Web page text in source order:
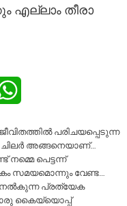
എല്ലാം തീരാ
ജീവിതത്തില്‍ പരിചയപ്പെടുന്ന
ചിലര്‍ അങ്ങനെയാണ്…
പെട്ടന്ന്
സമയമൊന്നും വേണ്ട…
നല്‍കുന്ന പ്രത്യേക
കൈയ്യൊപ്പ്